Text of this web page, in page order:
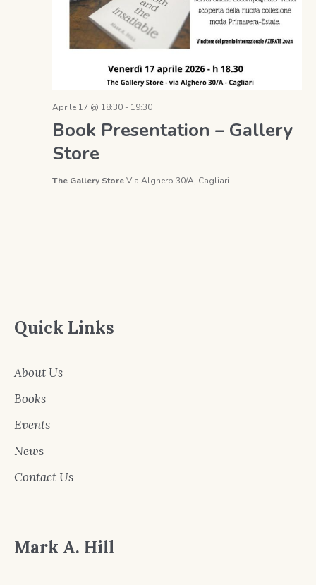
Aprile 17 @ 18:30 - 19:30
Book Presentation – Gallery
Store
The Gallery StoreVia Alghero 30/A, Cagliari
Quick Links
About Us
Books
Events
News
Contact Us
Mark A. Hill